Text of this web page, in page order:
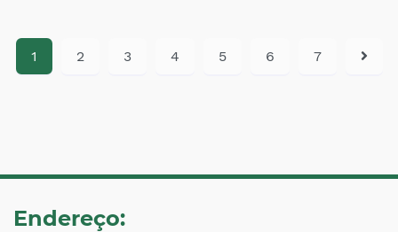
1 2 3 4 5 6 7
Endereço: